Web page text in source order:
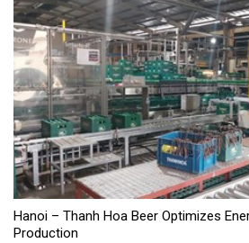
Hanoi – Thanh Hoa Beer Optimizes
Production